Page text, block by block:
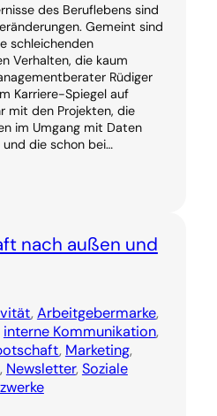
des Beruflebens sind
Gemeint sind
schleichenden
Verhalten, die kaum
Rüdiger
Karriere-Spiegel auf
mit den Projekten, die
im Umgang mit Daten
die schon bei…
nach außen und
, Arbeitgebermarke,
interne Kommunikation,
, Marketing,
, Newsletter, Soziale